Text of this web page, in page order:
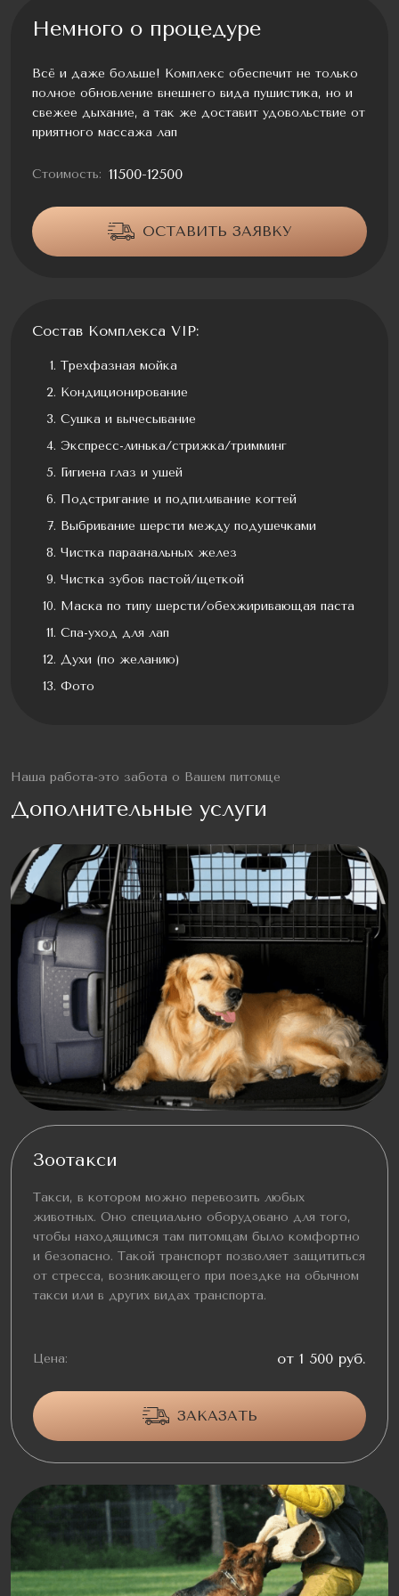
Немного о процедуре
Всё и даже больше! Комплекс обеспечит не только
полное обновление внешнего вида пушистика, но и
свежее дыхание, а так же доставит удовольствие от
приятного массажа лап
Стоимость: 11500-12500
ОСТАВИТЬ ЗАЯВКУ
Состав Комплекса VIP:
Трехфазная мойка
Кондиционирование
Сушка и вычесывание
Экспресс-линька/стрижка/тримминг
Гигиена глаз и ушей
Подстригание и подпиливание когтей
Выбривание шерсти между подушечками
Чистка параанальных желез
Чистка зубов пастой/щеткой
Маска по типу шерсти/обехжиривающая паста
Спа-уход для лап
Духи (по желанию)
Фото
Наша работа-это забота о Вашем питомце
Дополнительные услуги
Зоотакси
Такси, в котором можно перевозить любых
животных. Оно специально оборудовано для того,
чтобы находящимся там питомцам было комфортно
и безопасно. Такой транспорт позволяет защититься
от стресса, возникающего при поездке на обычном
такси или в других видах транспорта.
Цена: от 1 500 руб.
ЗАКАЗАТЬ